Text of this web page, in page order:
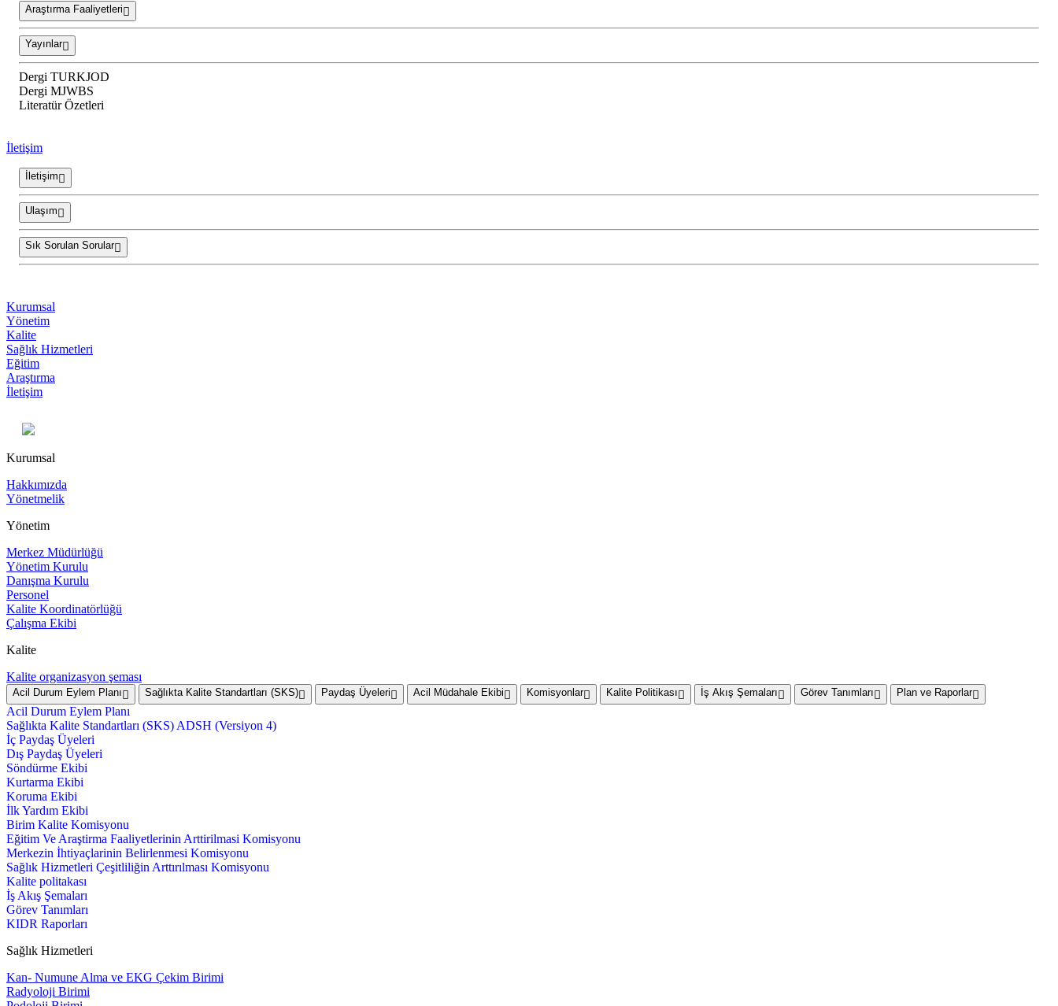
Araştırma Faaliyetleri
Yayınlar
Dergi TURKJOD
Dergi MJWBS
Literatür Özetleri
İletişim
İletişim
Ulaşım
Sık Sorulan Sorular
Kurumsal
Yönetim
Kalite
Sağlık Hizmetleri
Eğitim
Araştırma
İletişim
Kurumsal
Hakkımızda
Yönetmelik
Yönetim
Merkez Müdürlüğü
Yönetim Kurulu
Danışma Kurulu
Personel
Kalite Koordinatörlüğü
Çalışma Ekibi
Kalite
Kalite organizasyon şeması
Acil Durum Eylem Planı Sağlıkta Kalite Standartları (SKS) Paydaş Üyeleri Acil Müdahale Ekibi Komisyonlar Kalite Politikası İş Akış Şemaları Görev Tanımları Plan ve Raporlar
Acil Durum Eylem Planı
Sağlıkta Kalite Standartları (SKS) ADSH (Versiyon 4)
İç Paydaş Üyeleri
Dış Paydaş Üyeleri
Söndürme Ekibi
Kurtarma Ekibi
Koruma Ekibi
İlk Yardım Ekibi
Birim Kalite Komisyonu
Eğitim Ve Araştirma Faaliyetlerinin Arttirilmasi Komisyonu
Merkezin İhtiyaçlarinin Belirlenmesi Komisyonu
Sağlık Hizmetleri Çeşitliliğin Arttırılması Komisyonu
Kalite politakası
İş Akış Şemaları
Görev Tanımları
KIDR Raporları
Sağlık Hizmetleri
Kan- Numune Alma ve EKG Çekim Birimi
Radyoloji Birimi